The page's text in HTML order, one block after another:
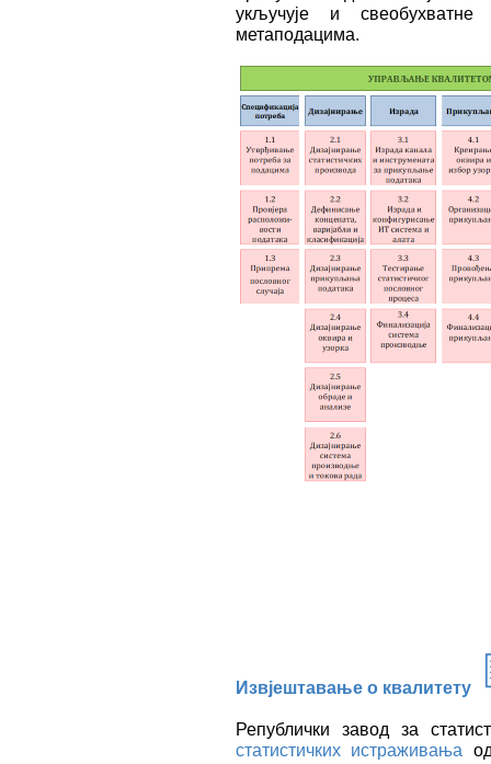
укључује и
метаподацима.
Извјештавање о квалитету
Републички завод за
статистичких истраживања